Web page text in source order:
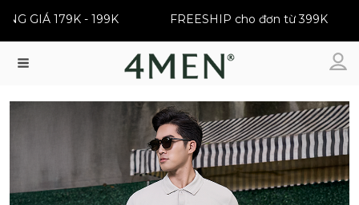
GIÁ 179K - 199K FREESHIP cho đơn từ 399K